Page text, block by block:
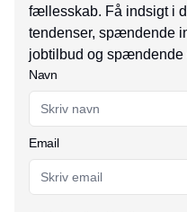
fællesskab. Få indsigt i
tendenser, spændende
jobtilbud og spændende
Navn
Email